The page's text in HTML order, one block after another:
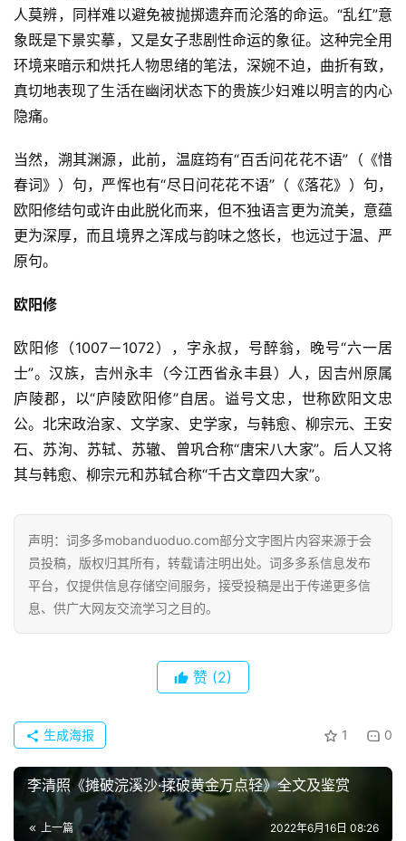
首
典
歌
词
人莫辨，同样难以避免被抛掷遗弃而沦落的命运。“乱红”意
象既是下景实摹，又是女子悲剧性命运的象征。这种完全用
环境来暗示和烘托人物思绪的笔法，深婉不迫，曲折有致，
真切地表现了生活在幽闭状态下的贵族少妇难以明言的内心
隐痛。
当然，溯其渊源，此前，温庭筠有“百舌问花花不语”（《惜
春词》）句，严恽也有“尽日问花花不语”（《落花》）句，
欧阳修结句或许由此脱化而来，但不独语言更为流美，意蕴
更为深厚，而且境界之浑成与韵味之悠长，也远过于温、严
原句。
欧阳修
欧阳修（1007－1072），字永叔，号醉翁，晚号“六一居
士”。汉族，吉州永丰（今江西省永丰县）人，因吉州原属
庐陵郡，以“庐陵欧阳修”自居。谥号文忠，世称欧阳文忠
公。北宋政治家、文学家、史学家，与韩愈、柳宗元、王安
石、苏洵、苏轼、苏辙、曾巩合称“唐宋八大家”。后人又将
其与韩愈、柳宗元和苏轼合称“千古文章四大家”。
声明：词多多mobanduoduo.com部分文字图片内容来源于会
员投稿，版权归其所有，转载请注明出处。词多多系信息发布
平台，仅提供信息存储空间服务，接受投稿是出于传递更多信
息、供广大网友交流学习之目的。
赞 (2)
1 0
生成海报
李清照《摊破浣溪沙·揉破黄金万点轻》全文及鉴赏
上一篇 2022年6月16日 08:26